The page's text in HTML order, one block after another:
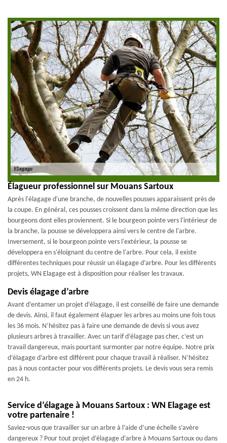
Élagueur professionnel sur Mouans Sartoux
Après l'élagage d'une branche, de nouvelles pousses apparaissent près de
la coupe. En général, ces pousses croissent dans la même direction que les
bourgeons dont elles proviennent. Si le bourgeon pointe vers l'intérieur de
la branche, la pousse se développera ainsi vers le centre de l'arbre.
Inversement, si le bourgeon pointe vers l'extérieur, la pousse se
développera en s'éloignant du centre de l'arbre. Pour cela, il existe
différentes techniques pour réussir un élagage d’arbre. Pour les différents
projets, WN Elagage est à disposition pour réaliser les travaux.
Devis élagage d’arbre
Avant d’entamer un projet d’élagage, il est conseillé de faire une demande
de devis. Ainsi, il faut également élaguer les arbres au moins une fois tous
les 36 mois. N’hésitez pas à faire une demande de devis si vous avez
plusieurs arbres à travailler. Avec un tarif d’élagage pas cher, c’est un
travail dangereux, mais pourtant surmonter par notre équipe. Notre prix
d’élagage d’arbre est différent pour chaque travail à réaliser. N’hésitez
pas à nous contacter pour vos différents projets. Le devis vous sera remis
en 24 h.
Service d’élagage à Mouans Sartoux : WN Elagage est
votre partenaire !
Saviez-vous que travailler sur un arbre à l’aide d’une échelle s’avère
dangereux ? Pour tout projet d’élagage d’arbre à Mouans Sartoux ou dans